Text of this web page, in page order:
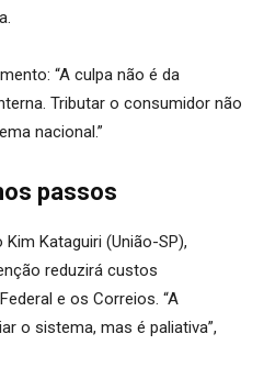
“A culpa não é da
Tributar o consumidor não
nacional.”
passos
Kataguiri (União-SP),
reduzirá custos
e os Correios. “A
o sistema, mas é paliativa”,